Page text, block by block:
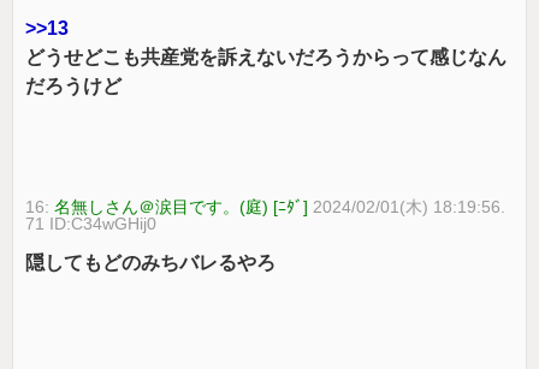
>>13
どうせどこも共産党を訴えないだろうからって感じなん
だろうけど
16:名無しさん＠涙目です。(庭) [ﾆﾀﾞ] 2024/02/01(木) 18:19:56.
71 ID:C34wGHij0
隠してもどのみちバレるやろ